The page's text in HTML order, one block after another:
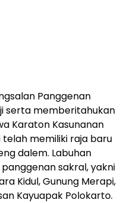
Panggenan
serta memberitahukan
Karaton Kasunanan
memiliki raja baru
dalem. Labuhan
sakral, yakni
Kidul, Gunung Merapi,
Kayuapak Polokarto.